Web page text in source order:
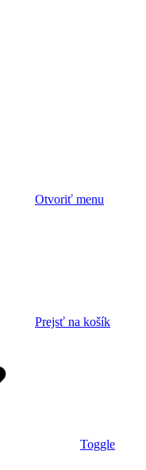
Otvoriť menu
Prejsť na košík
Toggle